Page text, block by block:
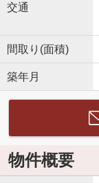
交通
間取り(面積)
築年月
物件概要